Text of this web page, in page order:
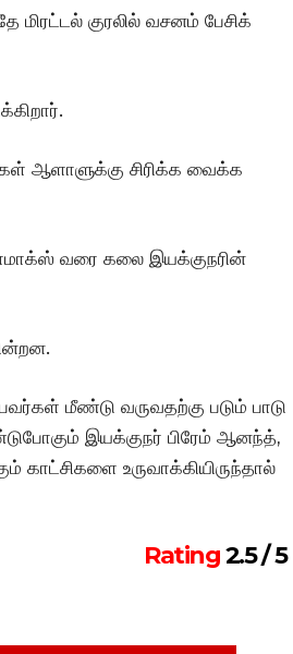
மிரட்டல் குரலில் வசனம் பேசிக்
ஆளாளுக்கு சிரிக்க வைக்க
வரை கலை இயக்குநரின்
மீண்டு வருவதற்கு படும் பாடு
இயக்குநர் பிரேம் ஆனந்த்,
காட்சிகளை உருவாக்கியிருந்தால்
Rating2.5 / 5